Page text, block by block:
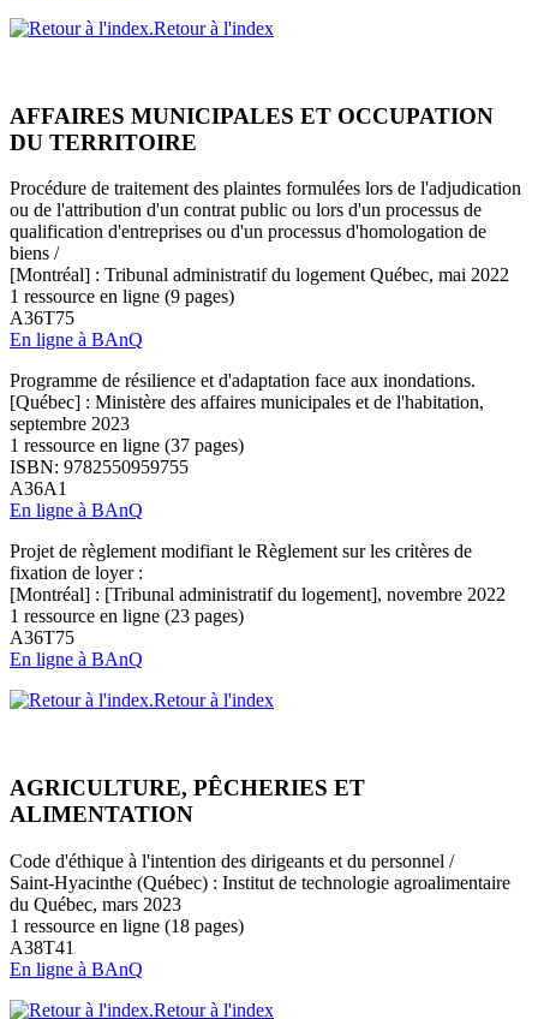
Retour à l'index
AFFAIRES MUNICIPALES ET OCCUPATION
DU TERRITOIRE
Procédure de traitement des plaintes formulées lors de l'adjudication
ou de l'attribution d'un contrat public ou lors d'un processus de
qualification d'entreprises ou d'un processus d'homologation de
biens /
[Montréal] : Tribunal administratif du logement Québec, mai 2022
1 ressource en ligne (9 pages)
A36T75
En ligne à BAnQ
Programme de résilience et d'adaptation face aux inondations.
[Québec] : Ministère des affaires municipales et de l'habitation,
septembre 2023
1 ressource en ligne (37 pages)
ISBN: 9782550959755
A36A1
En ligne à BAnQ
Projet de règlement modifiant le Règlement sur les critères de
fixation de loyer :
[Montréal] : [Tribunal administratif du logement], novembre 2022
1 ressource en ligne (23 pages)
A36T75
En ligne à BAnQ
Retour à l'index
AGRICULTURE, PÊCHERIES ET
ALIMENTATION
Code d'éthique à l'intention des dirigeants et du personnel /
Saint-Hyacinthe (Québec) : Institut de technologie agroalimentaire
du Québec, mars 2023
1 ressource en ligne (18 pages)
A38T41
En ligne à BAnQ
Retour à l'index